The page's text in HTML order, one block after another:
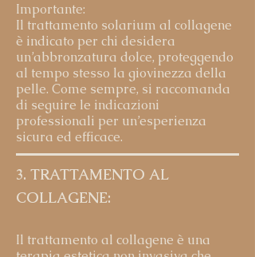
Importante:
Il trattamento solarium al collagene
è indicato per chi desidera
un’abbronzatura dolce, proteggendo
al tempo stesso la giovinezza della
pelle. Come sempre, si raccomanda
di seguire le indicazioni
professionali per un’esperienza
sicura ed efficace.
3. TRATTAMENTO AL
COLLAGENE:
Il trattamento al collagene è una